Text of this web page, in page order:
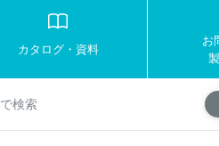
カタログ・資料
お